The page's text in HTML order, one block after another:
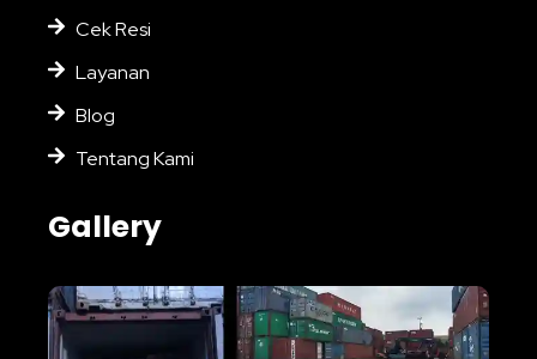
Cek Resi
Layanan
Blog
Tentang Kami
Gallery